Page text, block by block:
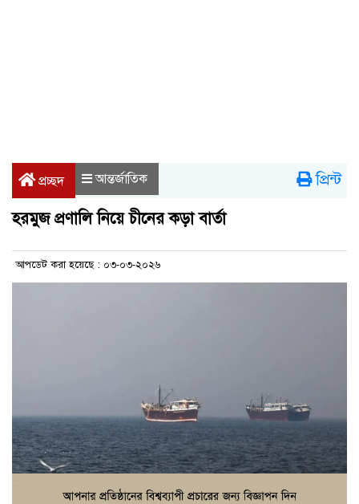
প্রচ্ছদ আন্তর্জাতিক প্রিন্ট
হরমুজ প্রণালি নিয়ে চীনের কড়া বার্তা
আপডেট করা হয়েছে : ০৩-০৩-২০২৬